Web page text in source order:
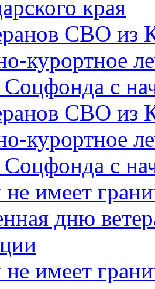
края
СВО из
курортное
Соцфонда с
СВО из
курортное
с
имеет
дню
имеет